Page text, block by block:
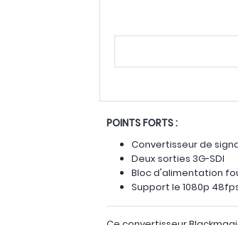
POINTS FORTS :
Convertisseur de
Deux sorties 3G-SDI
Bloc d'alimentation
Support le 1080p